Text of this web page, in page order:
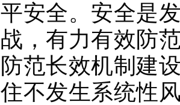
平安全。安全是
战，有力有效防
防范长效机制建
住不发生系统性